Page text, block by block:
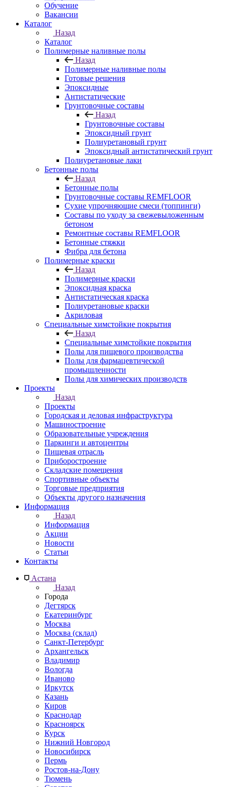
Обучение
Вакансии
Каталог
Назад
Каталог
Полимерные наливные полы
Назад
Полимерные наливные полы
Готовые решения
Эпоксидные
Антистатические
Грунтовочные составы
Назад
Грунтовочные составы
Эпоксидный грунт
Полиуретановый грунт
Эпоксидный антистатический грунт
Полиуретановые лаки
Бетонные полы
Назад
Бетонные полы
Грунтовочные составы REMFLOOR
Сухие упрочняющие смеси (топпинги)
Составы по уходу за свежевыложенным
бетоном
Ремонтные составы REMFLOOR
Бетонные стяжки
Фибра для бетона
Полимерные краски
Назад
Полимерные краски
Эпоксидная краска
Антистатическая краска
Полиуретановые краски
Акриловая
Специальные химстойкие покрытия
Назад
Специальные химстойкие покрытия
Полы для пищевого производства
Полы для фармацевтической
промышленности
Полы для химических производств
Проекты
Назад
Проекты
Городская и деловая инфраструктура
Машиностроение
Образовательные учреждения
Паркинги и автоцентры
Пищевая отрасль
Приборостроение
Складские помещения
Спортивные объекты
Торговые предприятия
Объекты другого назначения
Информация
Назад
Информация
Акции
Новости
Статьи
Контакты
Астана
Назад
Города
Дегтярск
Екатеринбург
Москва
Москва (склад)
Санкт-Петербург
Архангельск
Владимир
Вологда
Иваново
Иркутск
Казань
Киров
Краснодар
Красноярск
Курск
Нижний Новгород
Новосибирск
Пермь
Ростов-на-Дону
Тюмень